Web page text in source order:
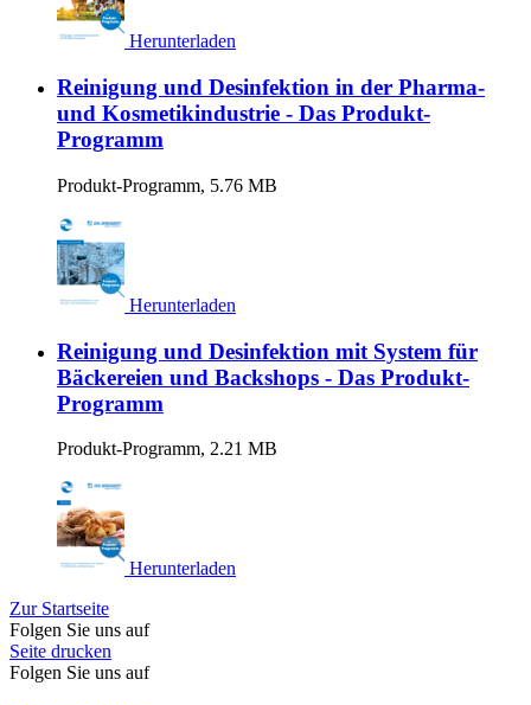
Herunterladen
Reinigung und Desinfektion in der Pharma-
und Kosmetikindustrie - Das Produkt-
Programm
Produkt-Programm, 5.76 MB
Herunterladen
Reinigung und Desinfektion mit System für
Bäckereien und Backshops - Das Produkt-
Programm
Produkt-Programm, 2.21 MB
Herunterladen
Zur Startseite
Folgen Sie uns auf
Seite drucken
Folgen Sie uns auf